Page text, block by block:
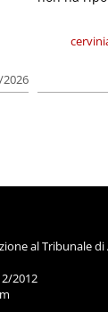
al Tribunale di
2012